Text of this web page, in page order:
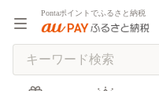
Pontaポイントでふるさと納税